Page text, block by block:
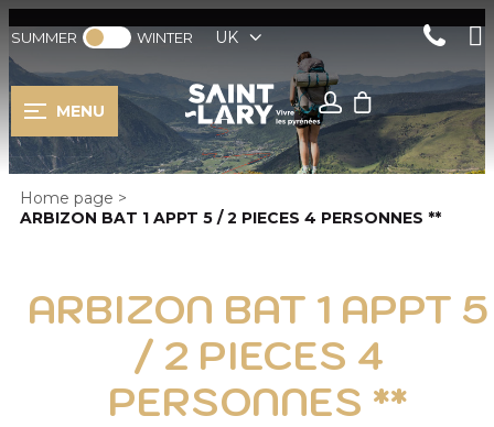
SUMMER WINTER UK
MENU
Home page >
ARBIZON BAT 1 APPT 5 / 2 PIECES 4 PERSONNES **
ARBIZON BAT 1 APPT 5
/ 2 PIECES 4
PERSONNES **